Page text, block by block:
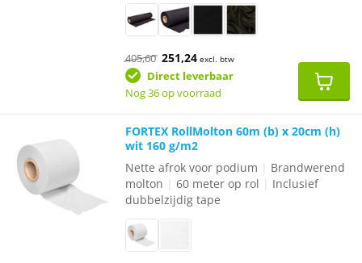
405,60 Oorspronkelijke
prijs
was:
251,24Huidige
prijs
is:
€251,24.
excl. btw
Direct leverbaar
Nog 36 op voorraad
FORTEX RollMolton 60m (b) x 20cm (h)
wit 160 g/m2
Nette afrok voor podium
Brandwerend
molton |60 meter op rol
Inclusief
dubbelzijdig tape